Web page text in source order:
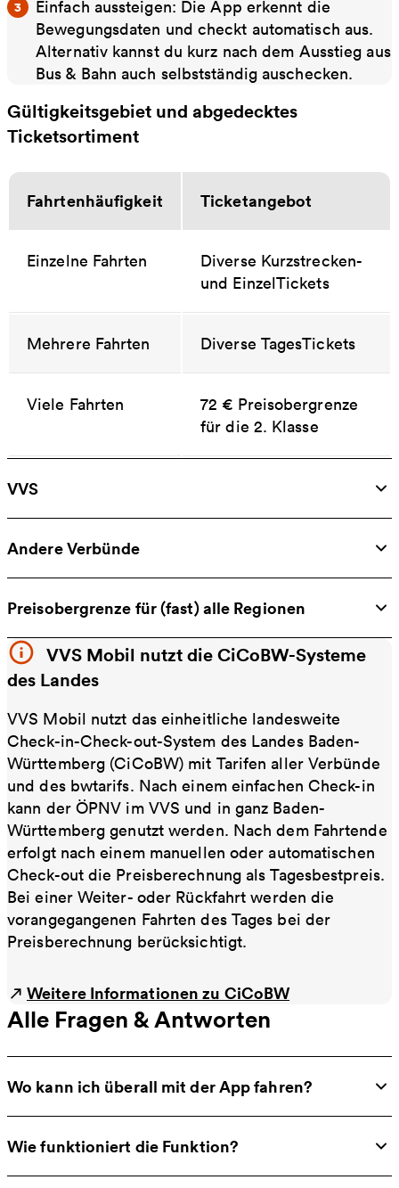
Einfach aussteigen: Die App erkennt die
Bewegungsdaten und checkt automatisch aus.
Alternativ kannst du kurz nach dem Ausstieg aus
Bus & Bahn auch selbstständig auschecken.
Gültigkeitsgebiet und abgedecktes
Ticketsortiment
Fahrtenhäufigkeit Ticketangebot
Einzelne Fahrten
Diverse Kurzstrecken-
und EinzelTickets
Mehrere Fahrten Diverse TagesTickets
Viele Fahrten
72 € Preisobergrenze
für die 2. Klasse
VVS
Andere Verbünde
Preisobergrenze für (fast) alle Regionen
VVS Mobil nutzt die CiCoBW-Systeme
des Landes
VVS Mobil nutzt das einheitliche landesweite
Check-in-Check-out-System des Landes Baden-
Württemberg (CiCoBW) mit Tarifen aller Verbünde
und des bwtarifs. Nach einem einfachen Check-in
kann der ÖPNV im VVS und in ganz Baden-
Württemberg genutzt werden. Nach dem Fahrtende
erfolgt nach einem manuellen oder automatischen
Check-out die Preisberechnung als Tagesbestpreis.
Bei einer Weiter- oder Rückfahrt werden die
vorangegangenen Fahrten des Tages bei der
Preisberechnung berücksichtigt.
Weitere Informationen zu CiCoBW
Alle Fragen & Antworten
Wo kann ich überall mit der App fahren?
Wie funktioniert die Funktion?